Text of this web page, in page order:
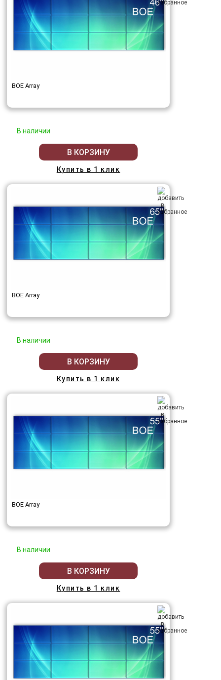
BOE Array
В наличии
В КОРЗИНУ
Купить в 1 клик
BOE Array
В наличии
В КОРЗИНУ
Купить в 1 клик
BOE Array
В наличии
В КОРЗИНУ
Купить в 1 клик